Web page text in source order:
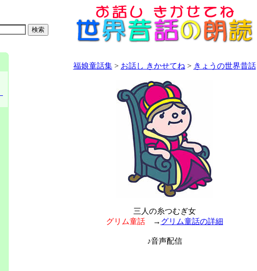
福娘童話集> お話し きかせてね > きょうの世界昔話
三人の糸つむぎ女
グリム童話→ グリム童話の詳細
♪音声配信